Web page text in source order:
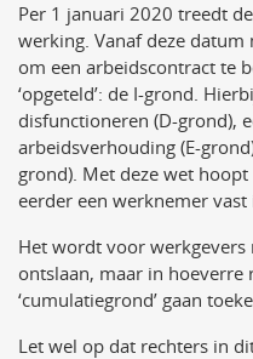
Per 1 januari 2020 treedt
werking. Vanaf deze
om een arbeidscontract te
‘opgeteld’: de I-grond.
disfunctioneren (D-grond),
arbeidsverhouding (E-
grond). Met deze wet
eerder een werknemer
Het wordt voor
ontslaan, maar in hoeverre
‘cumulatiegrond’ gaan
Let wel op dat rechters in